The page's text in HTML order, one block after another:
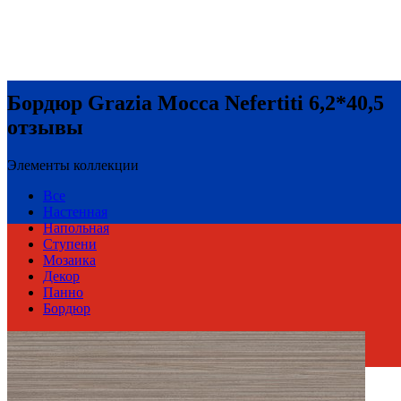
Россия
ПроизводительAZORI CERAMICA
Бордюр Grazia Mocca Nefertiti 6,2*40,5
отзывы
Элементы коллекции
Все
Настенная
Напольная
Ступени
Мозаика
Декор
Панно
Бордюр